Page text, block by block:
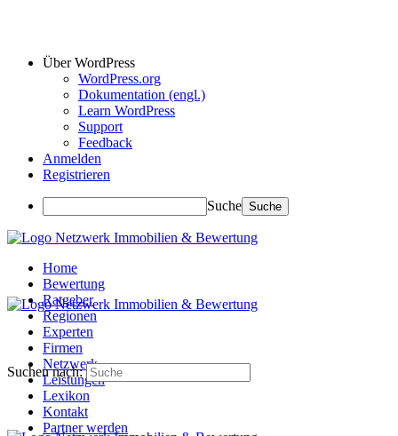
Über WordPress
WordPress.org
Dokumentation (engl.)
Learn WordPress
Support
Feedback
Anmelden
Registrieren
Suche
Home
Bewertung
Ratgeber
Regionen
Experten
Firmen
Netzwerk
Leistungen
Lexikon
Kontakt
Partner werden
Suchen nach: